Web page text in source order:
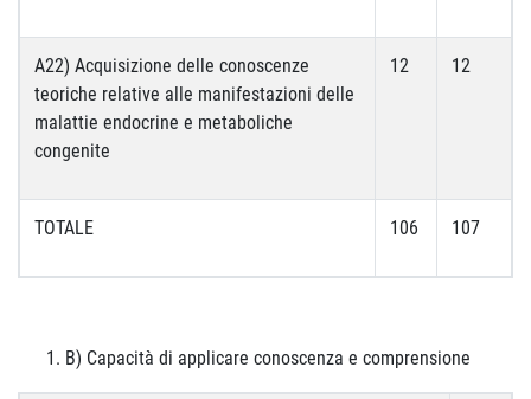
A22) Acquisizione delle conoscenze
teoriche relative alle manifestazioni delle
malattie endocrine e metaboliche
congenite
12 12
TOTALE 106 107
B) Capacità di applicare conoscenza e comprensione